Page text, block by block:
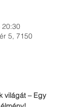
20:30
5, 7150
világát – Egy